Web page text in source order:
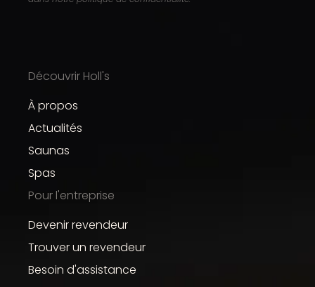
Découvrir Holl's
À propos
Actualités
Saunas
Spas
Pour l'entreprise
Devenir revendeur
Trouver un revendeur
Besoin d'assistance